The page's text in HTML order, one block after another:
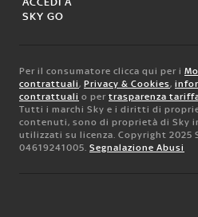
SKY GO
Per il consumatore clicca qui per i
contrattuali, Privacy & Cookies,
contrattuali o per trasparenza
Tutti i marchi Sky e i diritti di
contenuti, sono di proprietà di Sky
utilizzati su licenza. Copyright 2025
04619241005. Segnalazione Abusi